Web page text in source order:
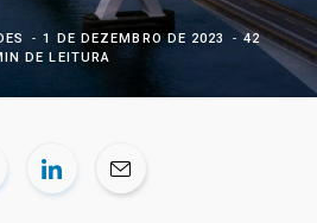
1 DE DEZEMBRO DE 2023
42
DE LEITURA